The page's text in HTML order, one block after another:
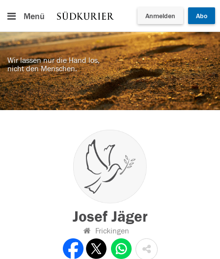
Menü Anmelden Abo
Wir lassen nur die Hand los,
nicht den Menschen.
Josef Jäger
Frickingen